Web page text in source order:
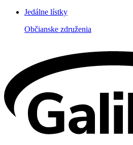
Jedálne lístky
Občianske združenia